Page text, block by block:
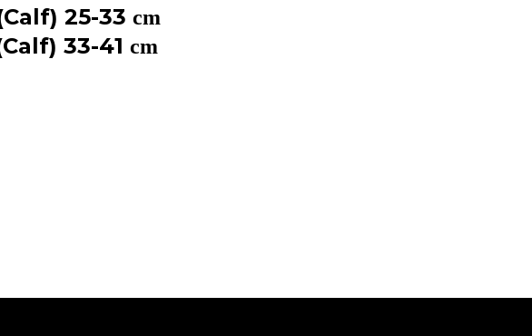
25-33 cm
33-41 cm